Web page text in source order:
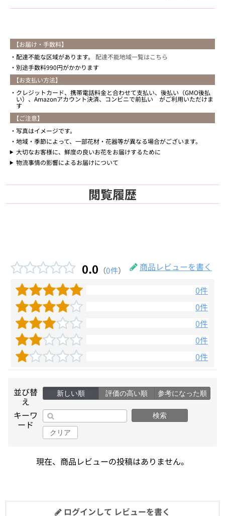
【お届け・手数料】
配達不能な区域があります。 配達不能地域一覧はこちら
別途手数料990円がかかります
【お支払い方法】
クレジットカード、携帯電話料金と合わせて支払い、後払い（GMO後払
い）、Amazonアカウント決済、コンビニで前払い がご利用いただけま
す
【ご注意】
写真はイメージです。
地域・季節によって、一部花材・花器等が異なる場合がございます。
大切なお客様に、鮮度の良いお花をお届けするために
物流事情の影響によるお届けについて
閲覧履歴
0.0 （0件）
商品レビューを書く
0件
0件
0件
0件
0件
並び替
え
新しい順 評価の高い順 参考になった順
キーワ
ード
検索
クリア
現在、商品レビューの投稿はありません。
ログインして レビューを書く